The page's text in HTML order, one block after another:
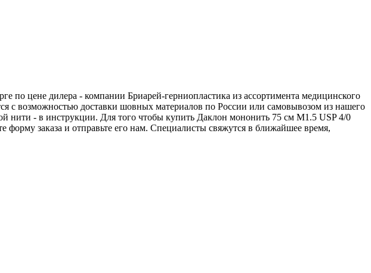
по цене дилера - компании Бриарей-герниопластика из ассортимента медицинского
с возможностью доставки шовных материалов по России или самовывозом из нашего
нити - в инструкции. Для того чтобы купить Даклон мононить 75 см М1.5 USP 4/0
форму заказа и отправьте его нам. Специалисты свяжутся в ближайшее время,